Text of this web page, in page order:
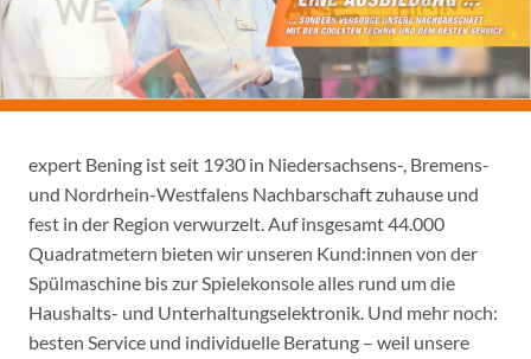
expert Bening ist seit 1930 in Niedersachsens-, Bremens-
und Nordrhein-Westfalens Nachbarschaft zuhause und
fest in der Region verwurzelt. Auf insgesamt 44.000
Quadratmetern bieten wir unseren Kund:innen von der
Spülmaschine bis zur Spielekonsole alles rund um die
Haushalts- und Unterhaltungselektronik. Und mehr noch:
besten Service und individuelle Beratung – weil unsere